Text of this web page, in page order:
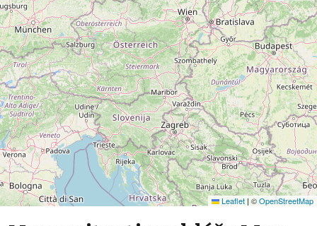
Leaflet | ©OpenStreetMap